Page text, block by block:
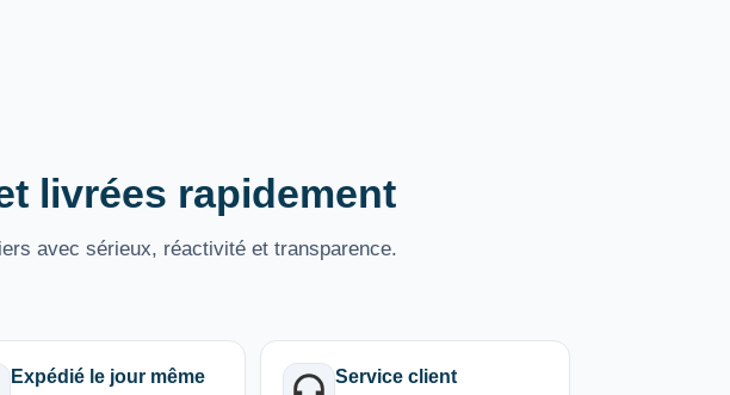
livrées rapidement
avec sérieux, réactivité et transparence.
Expédié le jour même
Service client